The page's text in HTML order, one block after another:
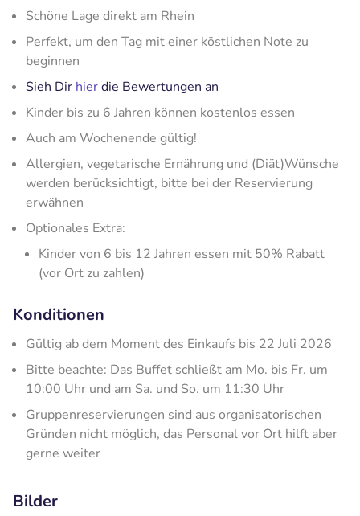
Schöne Lage direkt am Rhein
Perfekt, um den Tag mit einer köstlichen Note zu
beginnen
Sieh Dir hierdie Bewertungen an
Kinder bis zu 6 Jahren können kostenlos essen
Auch am Wochenende gültig!
Allergien, vegetarische Ernährung und (Diät)Wünsche
werden berücksichtigt, bitte bei der Reservierung
erwähnen
Optionales Extra:
Kinder von 6 bis 12 Jahren essen mit 50% Rabatt
(vor Ort zu zahlen)
Konditionen
Gültig ab dem Moment des Einkaufs bis 22 Juli 2026
Bitte beachte: Das Buffet schließt am Mo. bis Fr. um
10:00 Uhr und am Sa. und So. um 11:30 Uhr
Gruppenreservierungen sind aus organisatorischen
Gründen nicht möglich, das Personal vor Ort hilft aber
gerne weiter
Bilder